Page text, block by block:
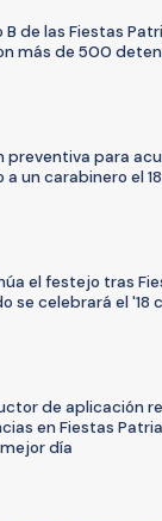
B de las Fiestas
más de 500
preventiva para
a un carabinero el
el festejo tras
se celebrará el '18
de aplicación
en Fiestas
día